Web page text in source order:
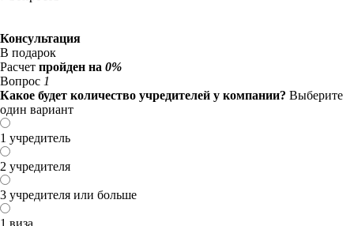
Консультация
В подарок
Расчет пройден на 0%
Вопрос 1
Какое будет количество учредителей у компании? Выберите
один вариант
1 учредитель
2 учредителя
3 учредителя или больше
1 виза